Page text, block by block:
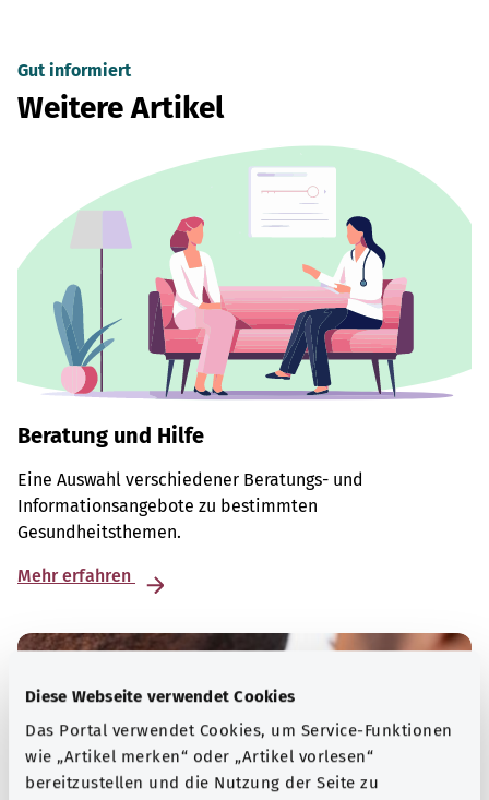
Diese Webseite verwendet Cookies
Das Portal verwendet Cookies, um Service-Funktionen
wie „Artikel merken“ oder „Artikel vorlesen“
bereitzustellen und die Nutzung der Seite zu
Gut informiert
Weitere Artikel
Beratung und Hilfe
Eine Auswahl verschiedener Beratungs- und
Informationsangebote zu bestimmten
Gesundheitsthemen.
Mehr erfahren